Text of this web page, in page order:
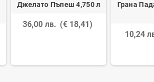
Джелато Пъпеш 4,750 л
36,00 лв. (€ 18,41)
Грана
10,24